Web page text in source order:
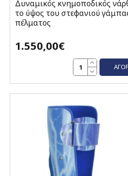
Δυναμικός κνημοποδικός
το ύψος του στεφανιού
πέλματος
1.550,00€